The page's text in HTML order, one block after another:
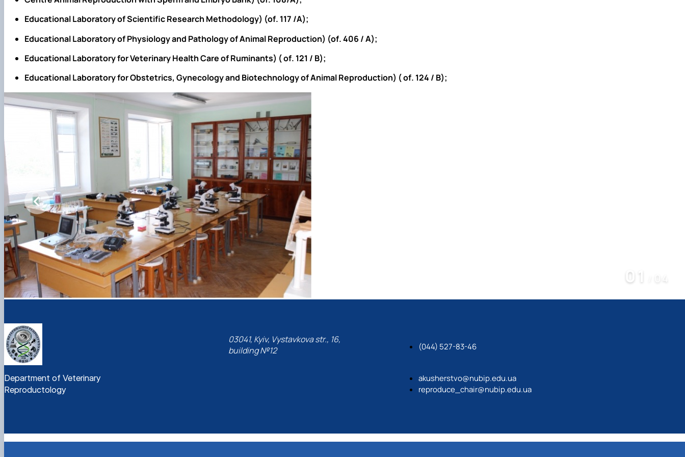
Educational Laboratory of Scientific Research Methodology) (of. 117 /А);
Educational Laboratory of Physiology and Pathology of Animal Reproduction) (of. 406 /А);
Educational Laboratory for Veterinary Health Care of Ruminants) (of. 121 / В);
Educational Laboratory for Obstetrics, Gynecology and Biotechnology of Animal Reproduction) (of. 124 / В);
01
Department of Veterinary
Reproductology
03041, Kyiv, Vystavkova str., 16,
building №12
(044) 527-83-46
akusherstvo@nubip.edu.ua
reproduce_chair@nubip.edu.ua